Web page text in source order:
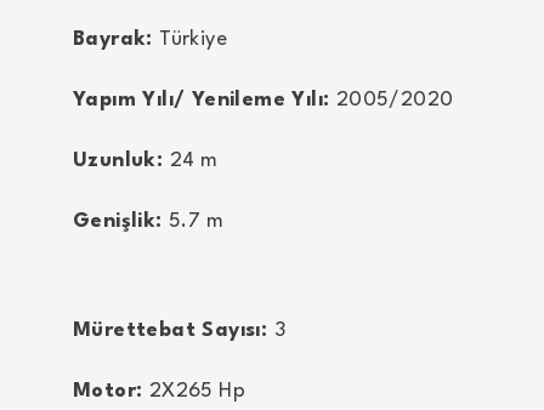
Bayrak: Türkiye
Yapım Yılı/ Yenileme Yılı: 2005/2020
Uzunluk: 24 m
Genişlik: 5.7 m
Mürettebat Sayısı: 3
Motor: 2X265 Hp